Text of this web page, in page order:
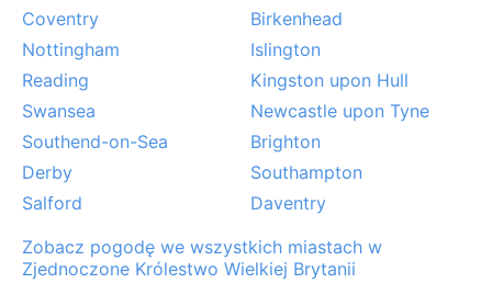
Coventry
Birkenhead
Nottingham
Islington
Reading
Kingston upon Hull
Swansea
Newcastle upon Tyne
Southend-on-Sea
Brighton
Derby
Southampton
Salford
Daventry
Zobacz pogodę we wszystkich miastach w
Zjednoczone Królestwo Wielkiej Brytanii